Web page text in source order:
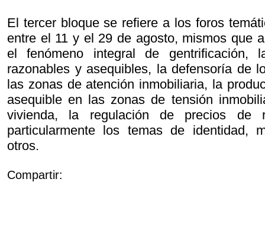
El tercer bloque se refiere a los foros
entre el 11 y el 29 de agosto, mismos que
el fenómeno integral de
razonables y asequibles, la defensoría de
las zonas de atención inmobiliaria, la
asequible en las zonas de tensión
vivienda, la regulación de precios de
particularmente los temas de identidad,
otros.
Compartir: